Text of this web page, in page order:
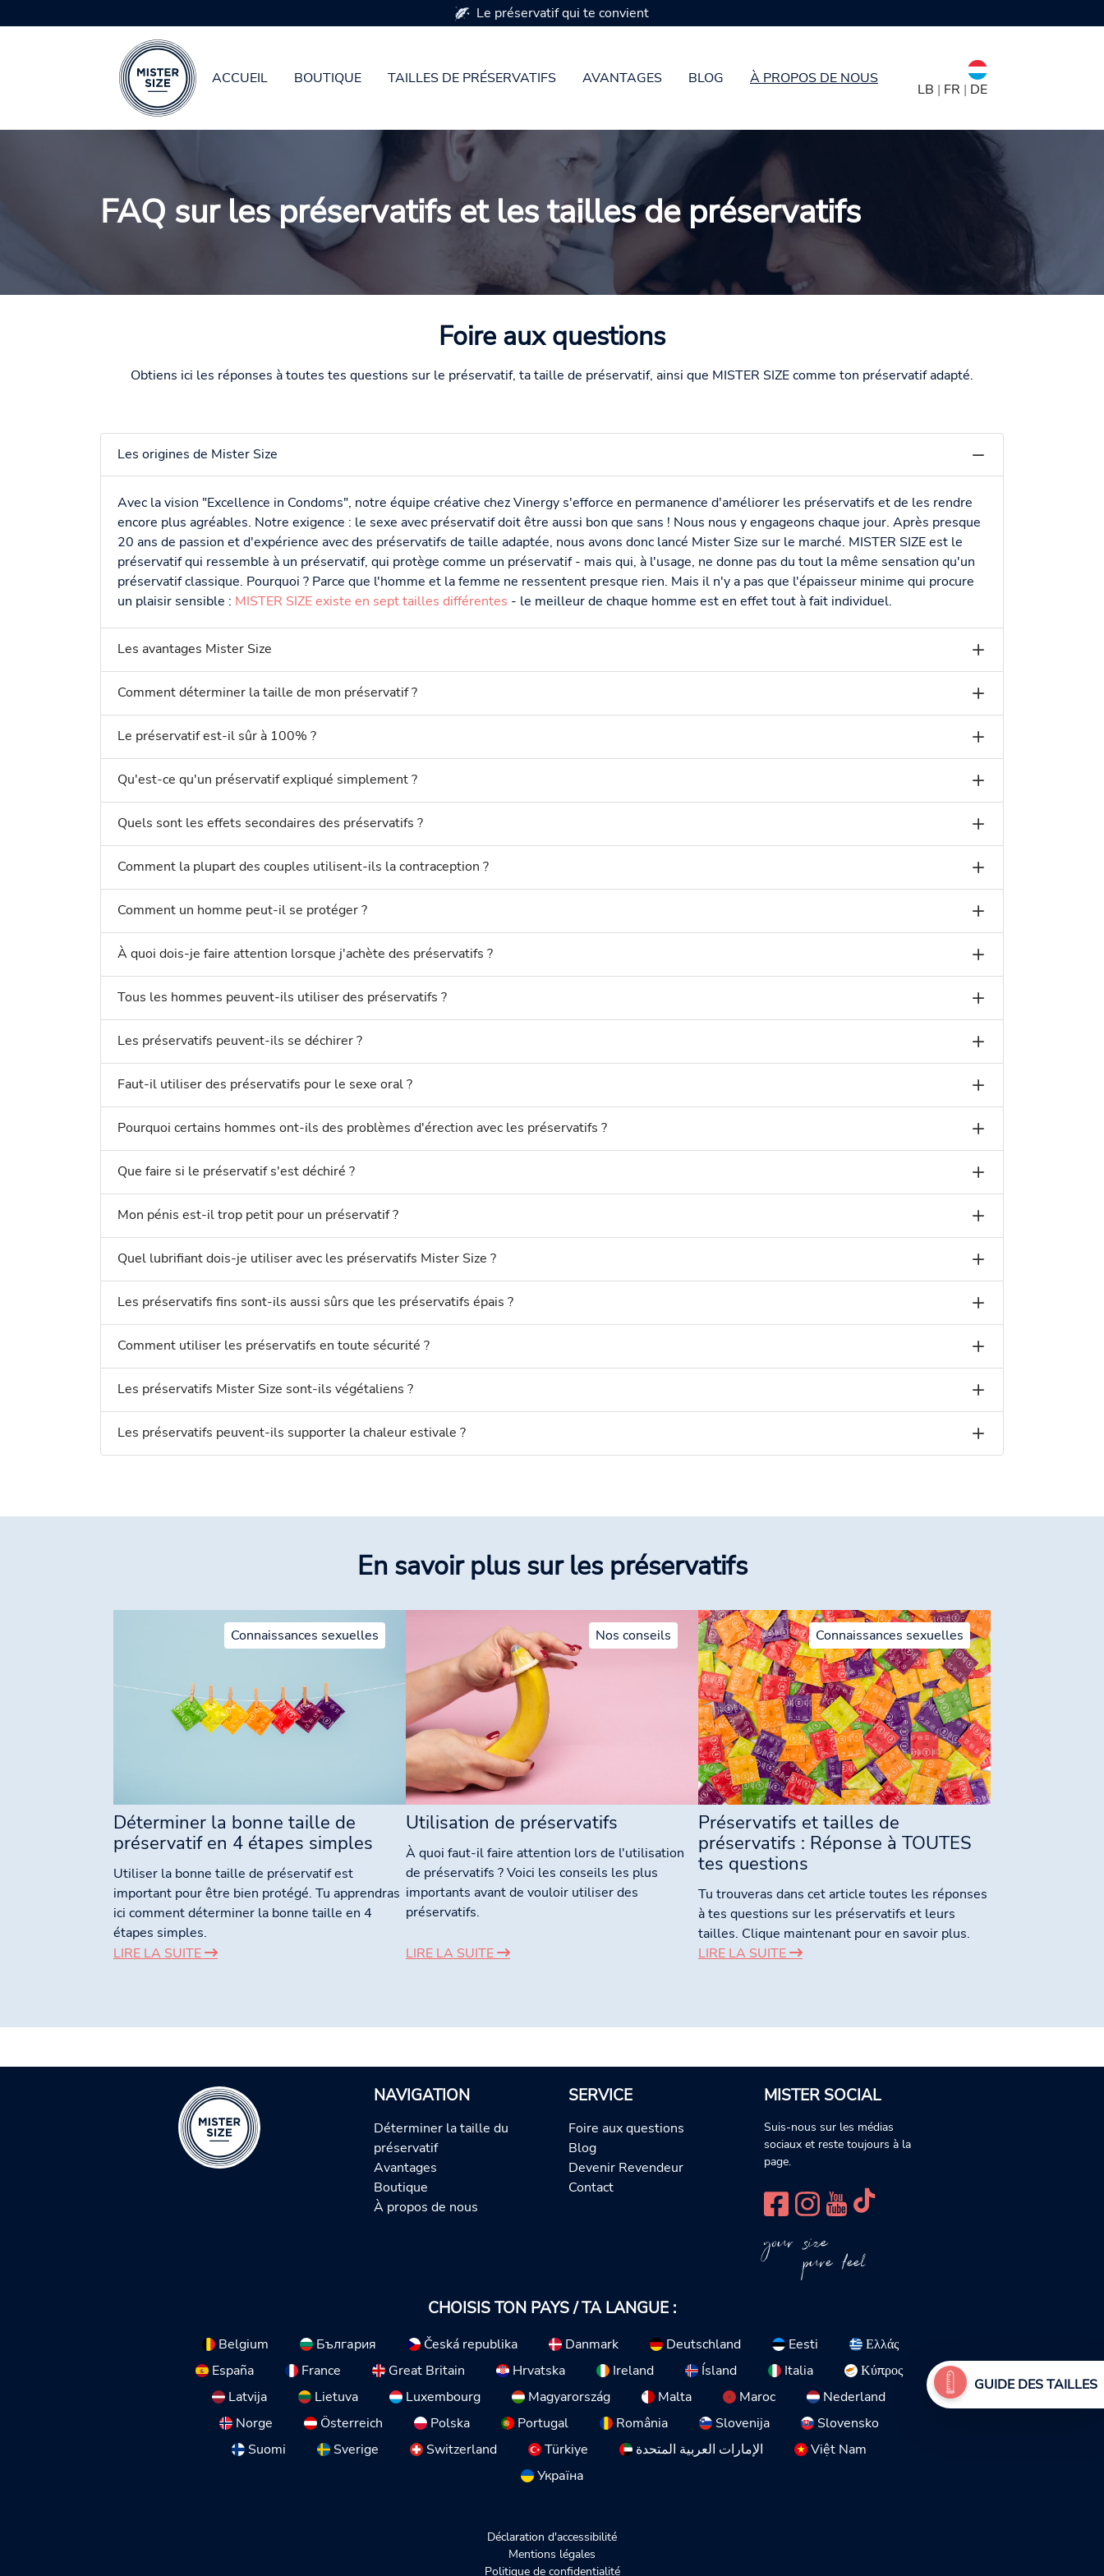
Aller au contenu principal
ACCUEIL BOUTIQUE TAILLES DE PRÉSERVATIFS AVANTAGES BLOG À PROPOS DE NOUS
LB | FR | DE
FAQ sur les préservatifs et les tailles de préservatifs
Foire aux questions
Obtiens ici les réponses à toutes tes questions sur le préservatif, ta taille de préservatif, ainsi que MISTER SIZE comme ton préservatif adapté.
Les origines de Mister Size
Avec la vision "Excellence in Condoms", notre équipe créative chez Vinergy s'efforce en permanence d'améliorer les préservatifs et de les rendre
encore plus agréables. Notre exigence : le sexe avec préservatif doit être aussi bon que sans ! Nous nous y engageons chaque jour. Après presque
20 ans de passion et d'expérience avec des préservatifs de taille adaptée, nous avons donc lancé Mister Size sur le marché. MISTER SIZE est le
préservatif qui ressemble à un préservatif, qui protège comme un préservatif - mais qui, à l'usage, ne donne pas du tout la même sensation qu'un
préservatif classique. Pourquoi ? Parce que l'homme et la femme ne ressentent presque rien. Mais il n'y a pas que l'épaisseur minime qui procure
un plaisir sensible : MISTER SIZE existe en sept tailles différentes - le meilleur de chaque homme est en effet tout à fait individuel.
Les avantages Mister Size
Comment déterminer la taille de mon préservatif ?
Le préservatif est-il sûr à 100% ?
Qu'est-ce qu'un préservatif expliqué simplement ?
Quels sont les effets secondaires des préservatifs ?
Comment la plupart des couples utilisent-ils la contraception ?
Comment un homme peut-il se protéger ?
À quoi dois-je faire attention lorsque j'achète des préservatifs ?
Tous les hommes peuvent-ils utiliser des préservatifs ?
Les préservatifs peuvent-ils se déchirer ?
Faut-il utiliser des préservatifs pour le sexe oral ?
Pourquoi certains hommes ont-ils des problèmes d'érection avec les préservatifs ?
Que faire si le préservatif s'est déchiré ?
Mon pénis est-il trop petit pour un préservatif ?
Quel lubrifiant dois-je utiliser avec les préservatifs Mister Size ?
Les préservatifs fins sont-ils aussi sûrs que les préservatifs épais ?
Comment utiliser les préservatifs en toute sécurité ?
Les préservatifs Mister Size sont-ils végétaliens ?
Les préservatifs peuvent-ils supporter la chaleur estivale ?
En savoir plus sur les préservatifs
Connaissances sexuelles
Déterminer la bonne taille de
préservatif en 4 étapes simples
Utiliser la bonne taille de préservatif est
important pour être bien protégé. Tu apprendras
ici comment déterminer la bonne taille en 4
étapes simples.
LIRE LA SUITE
Nos conseils
Utilisation de préservatifs
À quoi faut-il faire attention lors de l'utilisation
de préservatifs ? Voici les conseils les plus
importants avant de vouloir utiliser des
préservatifs.
LIRE LA SUITE
Connaissances sexuelles
Préservatifs et tailles de
préservatifs : Réponse à TOUTES
tes questions
Tu trouveras dans cet article toutes les réponses
à tes questions sur les préservatifs et leurs
tailles. Clique maintenant pour en savoir plus.
LIRE LA SUITE
NAVIGATION
Déterminer la taille du
préservatif
Avantages
Boutique
À propos de nous
SERVICE
Foire aux questions
Blog
Devenir Revendeur
Contact
MISTER SOCIAL
Suis-nous sur les médias
sociaux et reste toujours à la
page.
your size
pure feel
CHOISIS TON PAYS / TA LANGUE :
Belgium България Česká republika Danmark Deutschland Eesti
Ελλάς
España
France Great Britain Hrvatska Ireland Ísland Italia
Κύπρος
Latvija
Lietuva Luxembourg Magyarország Malta Maroc
Nederland
Norge
Österreich Polska Portugal România Slovenija
Slovensko
Suomi
Sverige Switzerland Türkiye الإمارات العربية المتحدة
Việt Nam
Україна
Déclaration d'accessibilité
Mentions légales
Politique de confidentialité
GUIDE DES TAILLES